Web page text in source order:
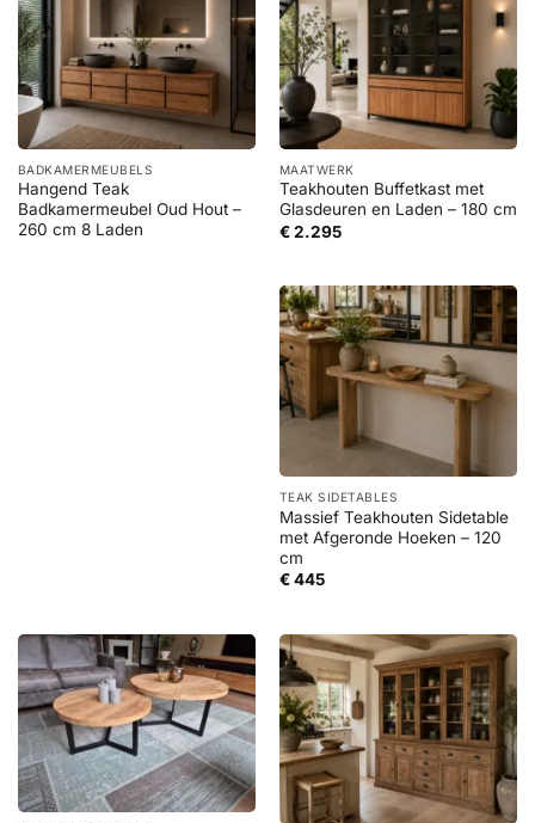
BADKAMERMEUBELS
Hangend Teak
Badkamermeubel Oud Hout –
260 cm 8 Laden
MAATWERK
Teakhouten Buffetkast met
Glasdeuren en Laden – 180 cm
€2.295
TEAK SIDETABLES
Massief Teakhouten Sidetable
met Afgeronde Hoeken – 120
cm
€445